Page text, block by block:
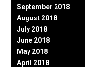
September 2018
August 2018
July 2018
June 2018
May 2018
April 2018